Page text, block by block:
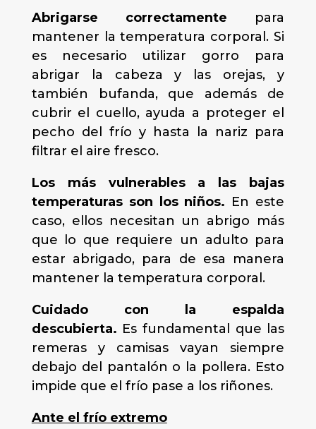
Abrigarse correctamente para
mantener la temperatura corporal. Si
es necesario utilizar gorro para
abrigar la cabeza y las orejas, y
también bufanda, que además de
cubrir el cuello, ayuda a proteger el
pecho del frío y hasta la nariz para
filtrar el aire fresco.
Los más vulnerables a las bajas
temperaturas son los niños. En este
caso, ellos necesitan un abrigo más
que lo que requiere un adulto para
estar abrigado, para de esa manera
mantener la temperatura corporal.
Cuidado con la espalda
descubierta. Es fundamental que las
remeras y camisas vayan siempre
debajo del pantalón o la pollera. Esto
impide que el frío pase a los riñones.
Ante el frío extremo